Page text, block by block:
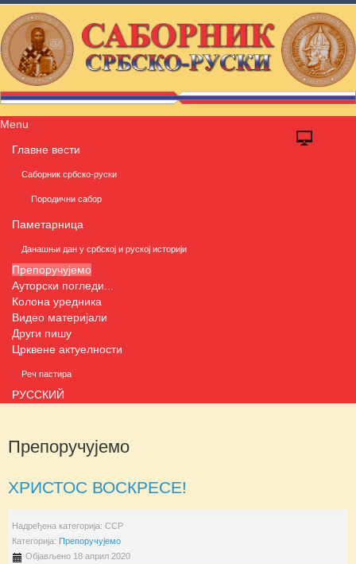
Menu
Главне вести
Саборник србско-руски
Породични сабор
Паметарница
Данашњи дан у србској и руској историји
Препоручујемо
Ауторски погледи...
Колона уредника
Видео материјали
Други пишу
Црквене актуелности
Реч пастира
РУССКИЙ
Препоручујемо
ХРИСТОС ВОСКРЕСЕ!
Надређена категорија: ССР
Категорија: Препоручујемо
Објављено 18 април 2020